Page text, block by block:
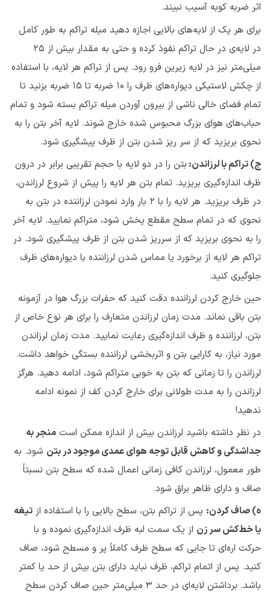
اثر ضربه کوبه آسیب نبیند.
برای هر یک از لایه‌های بالایی اجازه دهید میله تراکم به طور کامل
در لایه‌ی در حال تراکم نفوذ کرده و حتی به مقدار بیش از ۲۵
میلی‌متر نیز در لایه زیرین فرو رود. پس از تراکم هر لایه، با استفاده
از چکش لاستیکی دیواره‌های ظرف را ۱۰ ضربه تا ۱۵ ضربه بزنید تا
تمام فضای خالی ناشی از بیرون آوردن میله تراکم بسته شود و تمام
حباب‌های هوای بزرگ محبوس شده خارج شوند. لایه آخر بتن را به
نحوی بریزید که از سر ریز شدن بتن از ظرف پیشگیری شود.
ج) تراکم با لرزاندن: بتن را در دو لایه با حجم تقریبی برابر در درون
ظرف اندازه‌گیری بریزید. تمام بتن هر لایه را پیش از شروع لرزاندن،
در ظرف بریزید. هر لایه را با ۲ بار وارد نمودن لرزاننده در بتن به
نحوی که در تمام سطح مقطع پخش شود، متراکم نمایید. لایه آخر
را به نحوی بریزید که از سرریز شدن بتن از ظرف پیشگیری شود. در
تراکم هر لایه از برخورد یا مماس شدن لرزاننده با دیواره‌های ظرف
جلوگیری کنید.
حین خارج کردن لرزاننده دقت کنید که حفرات بزرگ هوا در آزمونه
بتن باقی نماند. مدت زمان لرزاندن متعارف را برای هر نوع خاص از
بتن، لرزاننده و ظرف اندازه‌گیری رعایت نمایید. مدت زمان لرزاندن
مورد نیاز، به کارایی بتن و اثربخشی لرزاننده بستگی خواهد داشت.
لرزاندن را تا زمانی که بتن به خوبی متراکم شود، ادامه دهید. هرگز
لرزاندن را به مدت طولانی برای خارج کردن کف از نمونه ادامه
ندهید!
در نظر داشته باشید لرزاندن بیش از اندازه ممکن است منجر به
جداشدگی و کاهش قابل توجه هوای عمدی موجود در بتن شود. به
طور معمول، لرزاندن کافی زمانی اعمال شده که سطح بتن نسبتاً
صاف و دارای ظاهر براق شود.
ه) صاف کردن: پس از تراکم بتن، سطح بالایی را با استفاده از تیغه
یا خط‌کش سر زن از یک سمت لبه ظرف اندازه‌گیری نموده و با
حرکت اره‌ای تا جایی که سطح ظرف کاملاً پر و مسطح شود، صاف
کنید. پس از اتمام تراکم، ظرف نباید دارای بتن بیش از حد یا کمتر
باشد. برداشتن لایه‌ای در حد ۳ میلی‌متر حین صاف کردن سطح